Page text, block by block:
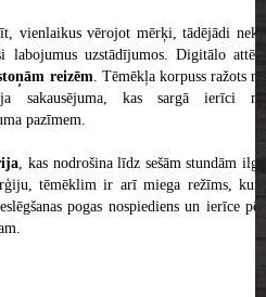
vienlaikus vērojot mērķi, tādējādi neko
labojumus uzstādījumos. Digitālo attēla
reizēm. Tēmēkļa korpuss ražots no
sakausējuma, kas sargā ierīci no
pazīmem.
, kas nodrošina līdz sešām stundām ilgu
tēmēklim ir arī miega režīms, kurā
pogas nospiediens un ierīce pēc